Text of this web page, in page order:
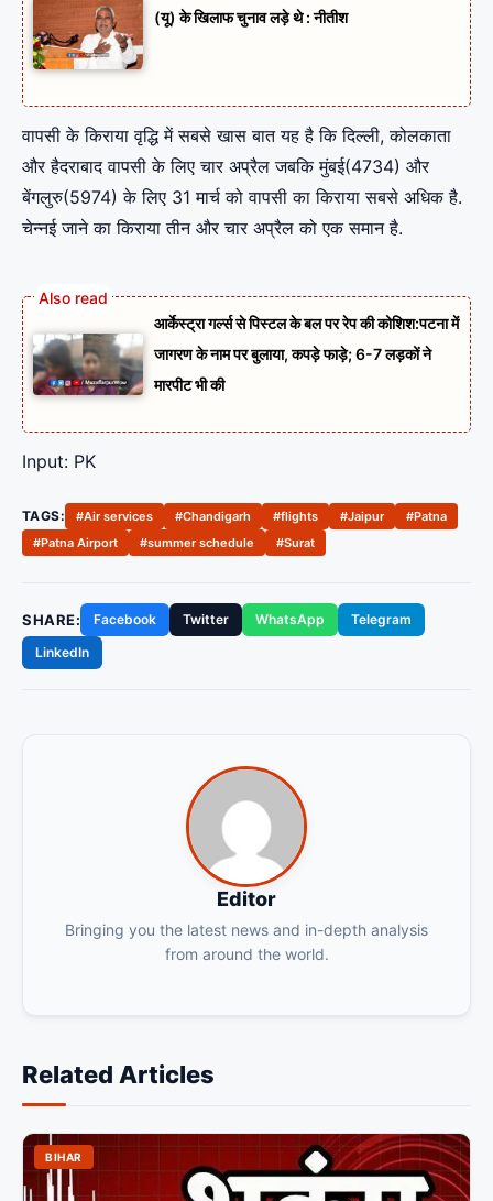
(यू) के खिलाफ चुनाव लड़े थे : नीतीश
वापसी के किराया वृद्धि में सबसे खास बात यह है कि दिल्ली, कोलकाता
और हैदराबाद वापसी के लिए चार अप्रैल जबकि मुंबई(4734) और
बेंगलुरु(5974) के लिए 31 मार्च को वापसी का किराया सबसे अधिक है.
चेन्नई जाने का किराया तीन और चार अप्रैल को एक समान है.
आर्केस्ट्रा गर्ल्स से पिस्टल के बल पर रेप की कोशिश:पटना में
जागरण के नाम पर बुलाया, कपड़े फाड़े; 6-7 लड़कों ने
मारपीट भी की
Input: PK
TAGS: #Air services #Chandigarh #flights #Jaipur
#Patna
#Patna Airport
#summer schedule #Surat
SHARE: Facebook Twitter WhatsApp
Telegram
LinkedIn
Editor
Bringing you the latest news and in-depth analysis
from around the world.
Related Articles
BIHAR